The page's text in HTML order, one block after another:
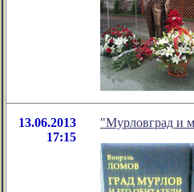
13.06.2013
17:15
"Мурловград и